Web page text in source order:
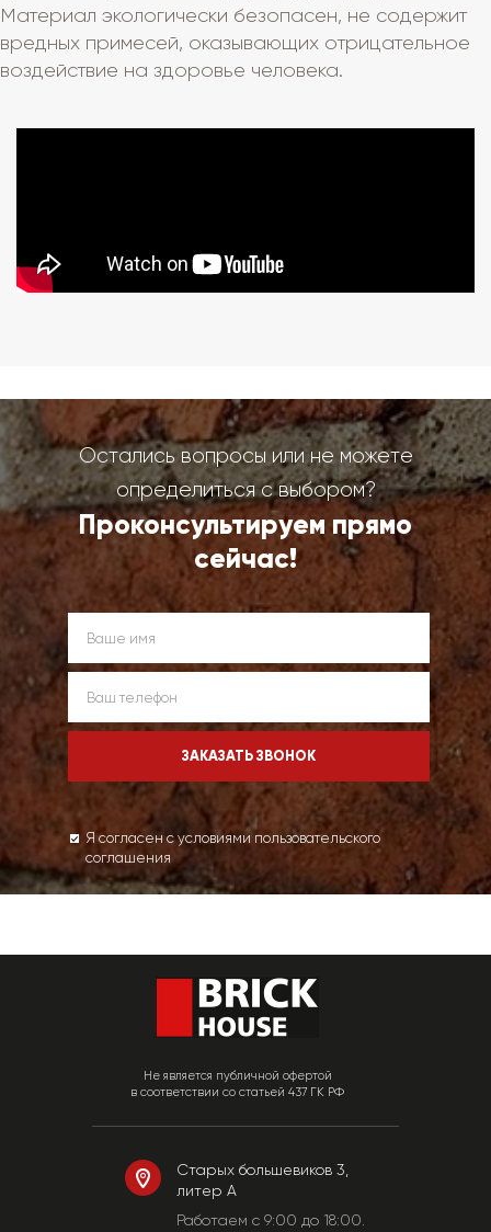
Материал экологически безопасен, не содержит
вредных примесей, оказывающих отрицательное
воздействие на здоровье человека.
Остались вопросы или не можете
определиться с выбором?
Проконсультируем прямо
сейчас!
Я согласен с условиями пользовательского
соглашения
Не является публичной офертой
в соответствии со статьей 437 ГК РФ
Старых большевиков 3,
литер А
Работаем c 9:00 до 18:00.